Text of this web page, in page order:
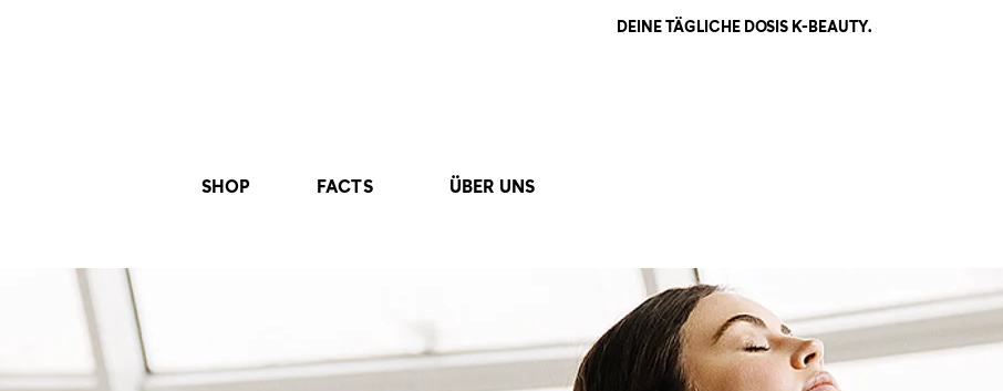
DEINE TÄGLICHE DOSIS K-BEAUTY.
SHOP FACTS ÜBER UNS